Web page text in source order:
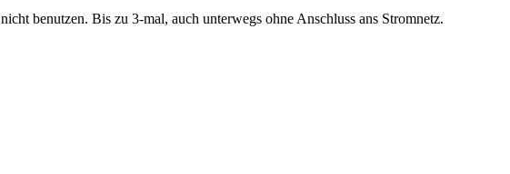
benutzen. Bis zu 3-mal, auch unterwegs ohne Anschluss ans Stromnetz.